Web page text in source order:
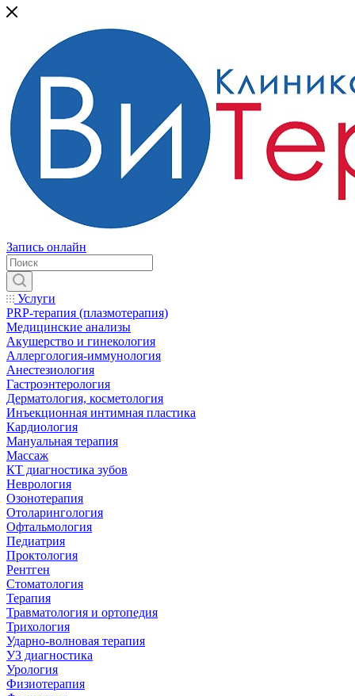
Запись онлайн
Услуги
PRP-терапия (плазмотерапия)
Медицинские анализы
Акушерство и гинекология
Аллергология-иммунология
Анестезиология
Гастроэнтерология
Дерматология, косметология
Инъекционная интимная пластика
Кардиология
Мануальная терапия
Массаж
КТ диагностика зубов
Неврология
Озонотерапия
Отоларингология
Офтальмология
Педиатрия
Проктология
Рентген
Стоматология
Терапия
Травматология и ортопедия
Трихология
Ударно-волновая терапия
УЗ диагностика
Урология
Физиотерапия